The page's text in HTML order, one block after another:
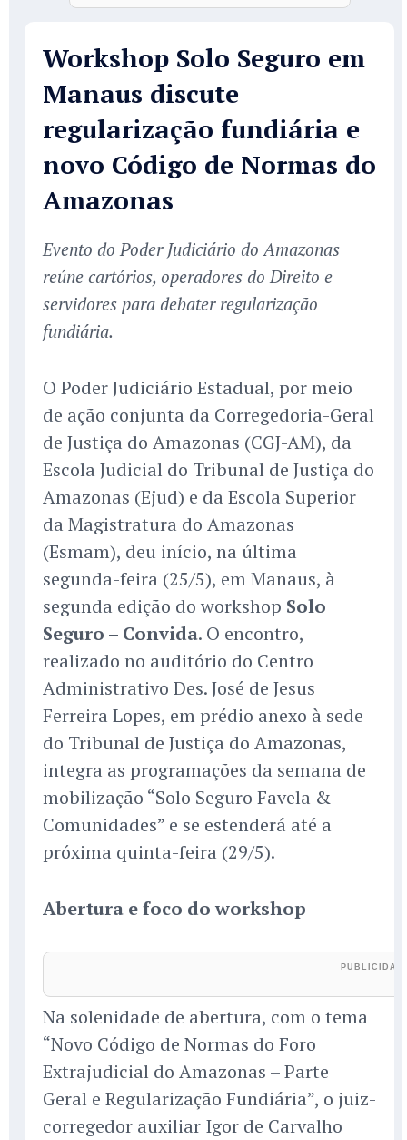
Workshop Solo Seguro em
Manaus discute
regularização fundiária e
novo Código de Normas do
Amazonas
Evento do Poder Judiciário do Amazonas
reúne cartórios, operadores do Direito e
servidores para debater regularização
fundiária.
O Poder Judiciário Estadual, por meio
de ação conjunta da Corregedoria-Geral
de Justiça do Amazonas (CGJ-AM), da
Escola Judicial do Tribunal de Justiça do
Amazonas (Ejud) e da Escola Superior
da Magistratura do Amazonas
(Esmam), deu início, na última
segunda-feira (25/5), em Manaus, à
segunda edição do workshop Solo
Seguro – Convida. O encontro,
realizado no auditório do Centro
Administrativo Des. José de Jesus
Ferreira Lopes, em prédio anexo à sede
do Tribunal de Justiça do Amazonas,
integra as programações da semana de
mobilização “Solo Seguro Favela &
Comunidades” e se estenderá até a
próxima quinta-feira (29/5).
Abertura e foco do workshop
Na solenidade de abertura, com o tema
“Novo Código de Normas do Foro
Extrajudicial do Amazonas – Parte
Geral e Regularização Fundiária”, o juiz-
corregedor auxiliar Igor de Carvalho